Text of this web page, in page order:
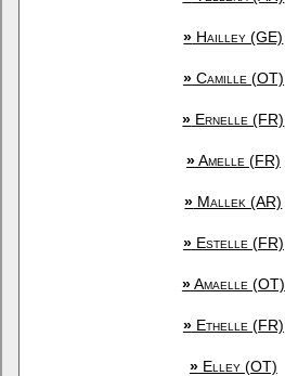
» Hailley (GE)
»Camille (OT)
» Ernelle (FR)
»Amelle (FR)
» Mallek (AR)
»Estelle (FR)
»Amaelle (OT)
»Ethelle (FR)
»Elley (OT)